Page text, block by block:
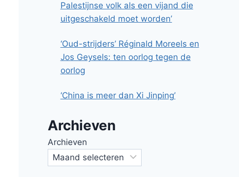
Palestijnse volk als een vijand die
uitgeschakeld moet worden’
‘Oud-strijders’ Réginald Moreels en
Jos Geysels: ten oorlog tegen de
oorlog
‘China is meer dan Xi Jinping’
Archieven
Archieven